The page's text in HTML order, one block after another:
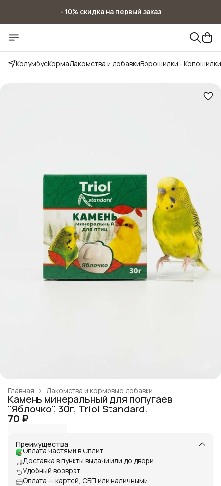
- 10% скидка на первый заказ
КолумбусКормаЛакомства и добавкиВорошилки - Копошилки
Лакомства и кормовые добавки
Главная ›
Камень минеральный для попугаев
"Яблочко", 30г, Triol Standard.
70 ₽
Преимущества
Оплата частями в Сплит
Доставка в пункты выдачи или до двери
Удобный возврат
Оплата — картой, СБП или наличными